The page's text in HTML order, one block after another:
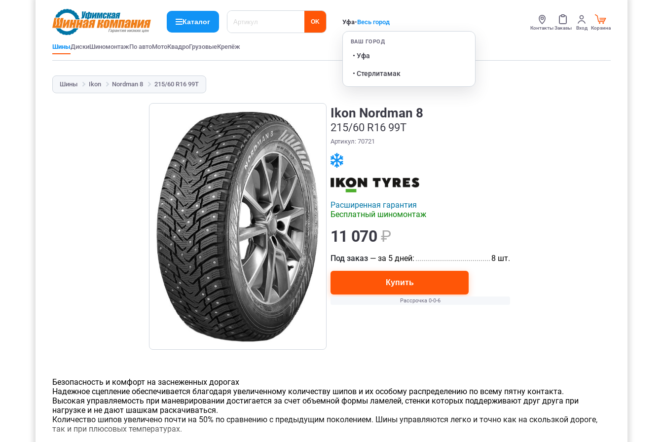
Каталог OK Уфа•Весь город
ВАШ ГОРОД
• Уфа
• Стерлитамак
КонтактыЗаказы Вход Корзина
ШиныДискиШиномонтажПо автоМотоКвадроГрузовыеКрепёж
Шины Ikon Nordman 8 215/60 R16 99T
Ikon Nordman 8
215/60 R16 99T
Артикул: 70721
Расширенная гарантия
Бесплатный шиномонтаж
11 070 ₽
Под заказ — за 5 дней: .................................................................
8 шт.
Купить
Рассрочка 0-0-6
Безопасность и комфорт на заснеженных дорогах
Надежное сцепление обеспечивается благодаря увеличенному количеству шипов и их особому распределению по всему пятну контакта.
Высокая управляемость при маневрировании достигается за счет объемной формы ламелей, стенки которых поддерживают друг друга при
нагрузке и не дают шашкам раскачиваться.
Количество шипов увеличено почти на 50% по сравнению с предыдущим поколением. Шины управляются легко и точно как на скользкой дороге,
так и при плюсовых температурах.